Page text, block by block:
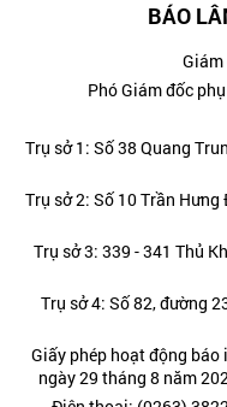
BÁO
Giám
Phó Giám đốc
Trụ sở 1: Số 38 Quang
Trụ sở 2: Số 10 Trần
Trụ sở 3: 339 - 341 Thủ
Trụ sở 4: Số 82, đường
Giấy phép hoạt động báo
ngày 29 tháng 8 năm